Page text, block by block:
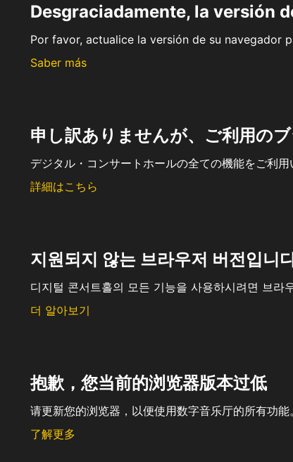
Desgraciadamente, la versión
Por favor, actualice la versión de su navegador
Saber más
申し訳ありませんが、ご利用の
デジタル・コンサートホールの全ての機能をご利
詳細はこちら
지원되지 않는 브라우저 버전입니
디지털 콘서트홀의 모든 기능을 사용하시려면 브라
더 알아보기
抱歉，您当前的浏览器版本过低
请更新您的浏览器，以便使用数字音乐厅的所有功能。
了解更多